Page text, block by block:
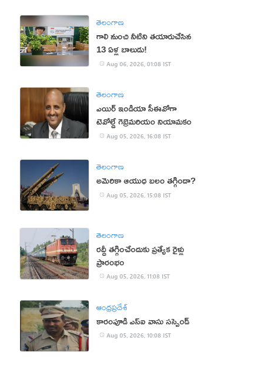
తెలంగాణ
గాలి నుంచి నీటిని తయారుచేసిన
13 ఏళ్ల బాలుడు!
Aug 06, 2026, 01:08 IST
తెలంగాణ
ఎయిర్ ఇండియా సీఈవోగా
టెవోల్డే గెబ్రెమరియం నియామకం
Aug 05, 2026, 16:08 IST
తెలంగాణ
అమెరికా ఆయుధ బలం తగ్గిందా?
Aug 05, 2026, 15:08 IST
తెలంగాణ
రద్దీ తగ్గించేందుకు ప్రత్యేక రైళ్లు
ప్రారంభం
Aug 05, 2026, 11:08 IST
ఆంధ్రప్రదేశ్
కారంపూడి ఎస్ఐ వాసు స‌స్పెండ్‌
Aug 05, 2026, 10:08 IST